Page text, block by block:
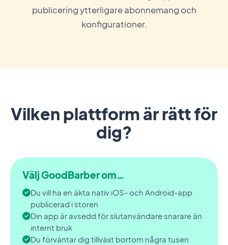
publicering ytterligare abonnemang och
konfigurationer.
Vilken plattform är rätt för
dig?
Välj GoodBarber om…
Du vill ha en äkta nativ iOS- och Android-app
publicerad i storen
Din app är avsedd för slutanvändare snarare än
internt bruk
Du förväntar dig tillväxt bortom några tusen